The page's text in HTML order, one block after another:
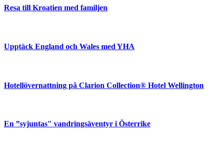
Resa till Kroatien med familjen
Upptäck England och Wales med YHA
Hotellövernattning på Clarion Collection® Hotel Wellington
En ”syjuntas" vandringsäventyr i Österrike